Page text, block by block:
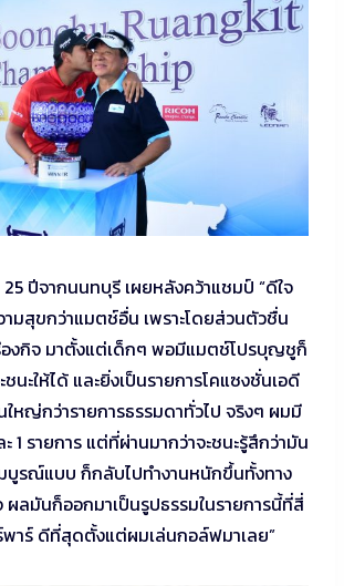
ปีจากนนทบุรี เผยหลังคว้าแชมป์ “ดีใจ
มสุขกว่าแมตช์อื่น เพราะโดยส่วนตัวชื่น
งกิจ มาตั้งแต่เด็กๆ พอมีแมตช์โปรบุญชูก็
นะให้ได้ และยิ่งเป็นรายการโคแซงชั่นเอดี
ใหญ่กว่ารายการธรรมดาทั่วไป จริงๆ ผมมี
1 รายการ แต่ที่ผ่านมากว่าจะชนะรู้สึกว่ามัน
บูรณ์แบบ ก็กลับไปทำงานหนักขึ้นทั้งทาง
ผลมันก็ออกมาเป็นรูปธรรมในรายการนี้ที่สี่
าร์ ดีที่สุดตั้งแต่ผมเล่นกอล์ฟมาเลย”